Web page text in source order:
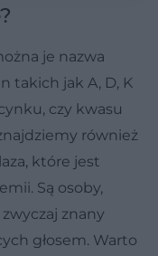
je nazwa
takich jak A, D, K
czy kwasu
również
które jest
Są osoby,
znany
głosem. Warto